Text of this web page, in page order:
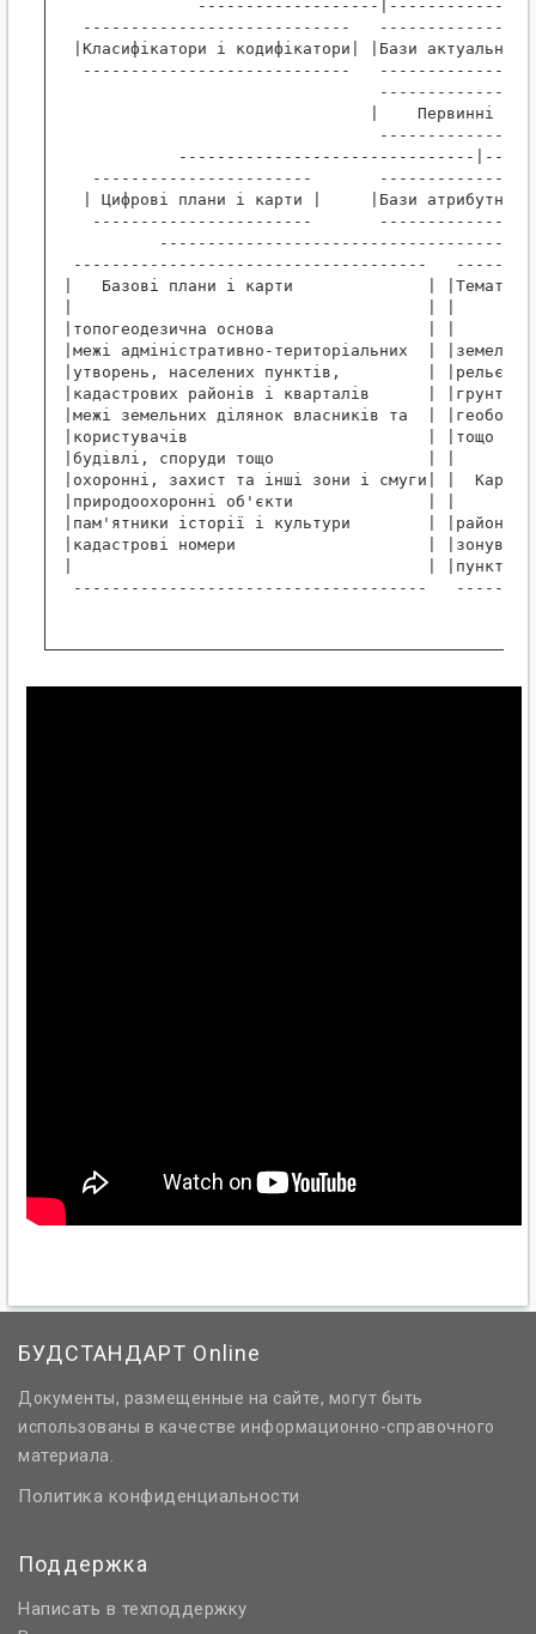
БУДСТАНДАРТ Online
Документы, размещенные на сайте, могут быть
использованы в качестве информационно-справочного
материала.
Политика конфиденциальности
Поддержка
Написать в техподдержку